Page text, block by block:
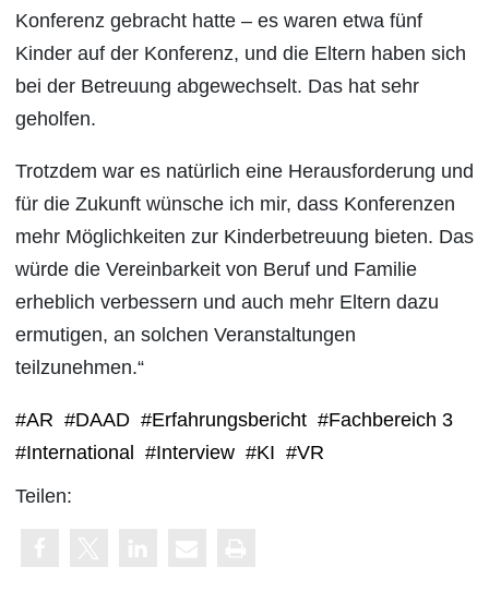
Konferenz gebracht hatte – es waren etwa fünf
Kinder auf der Konferenz, und die Eltern haben sich
bei der Betreuung abgewechselt. Das hat sehr
geholfen.
Trotzdem war es natürlich eine Herausforderung und
für die Zukunft wünsche ich mir, dass Konferenzen
mehr Möglichkeiten zur Kinderbetreuung bieten. Das
würde die Vereinbarkeit von Beruf und Familie
erheblich verbessern und auch mehr Eltern dazu
ermutigen, an solchen Veranstaltungen
teilzunehmen.“
#AR #DAAD #Erfahrungsbericht #Fachbereich 3
#International #Interview #KI #VR
Teilen: